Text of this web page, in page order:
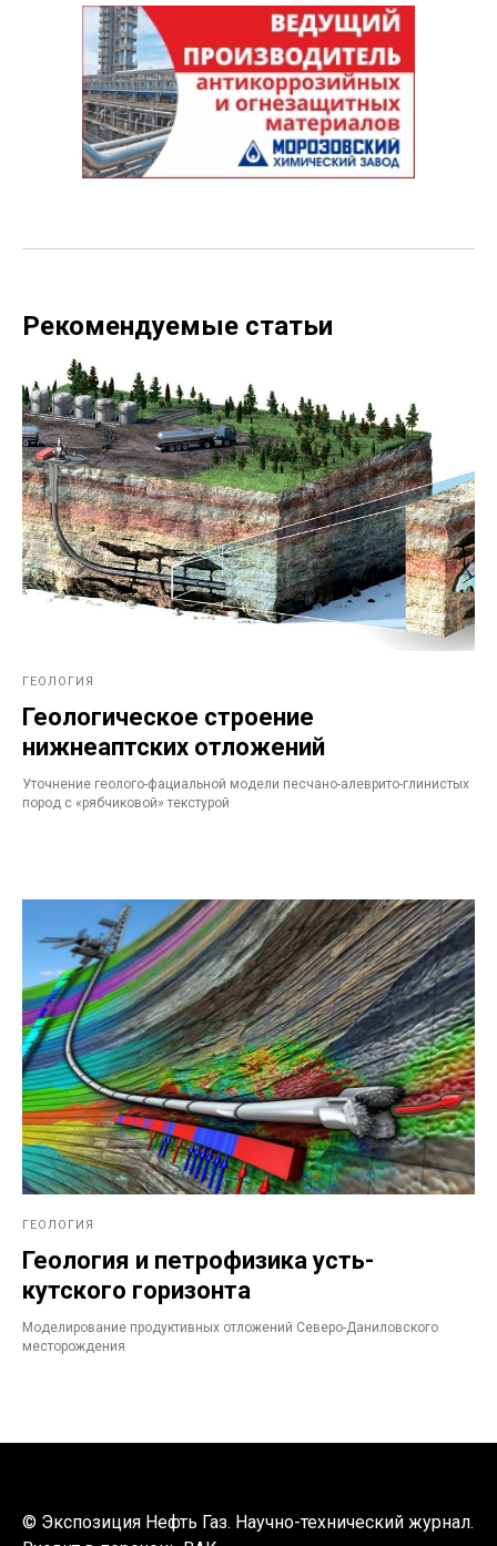
Рекомендуемые статьи
ГЕОЛОГИЯ
Геологическое строение
нижнеаптских отложений
Уточнение геолого-фациальной модели песчано-алеврито-глинистых
пород с «рябчиковой» текстурой
ГЕОЛОГИЯ
Геология и петрофизика усть-
кутского горизонта
Моделирование продуктивных отложений Северо-Даниловского
месторождения
© Экспозиция Нефть Газ. Научно-технический журнал.